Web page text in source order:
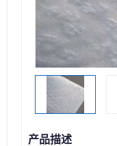
产品描述